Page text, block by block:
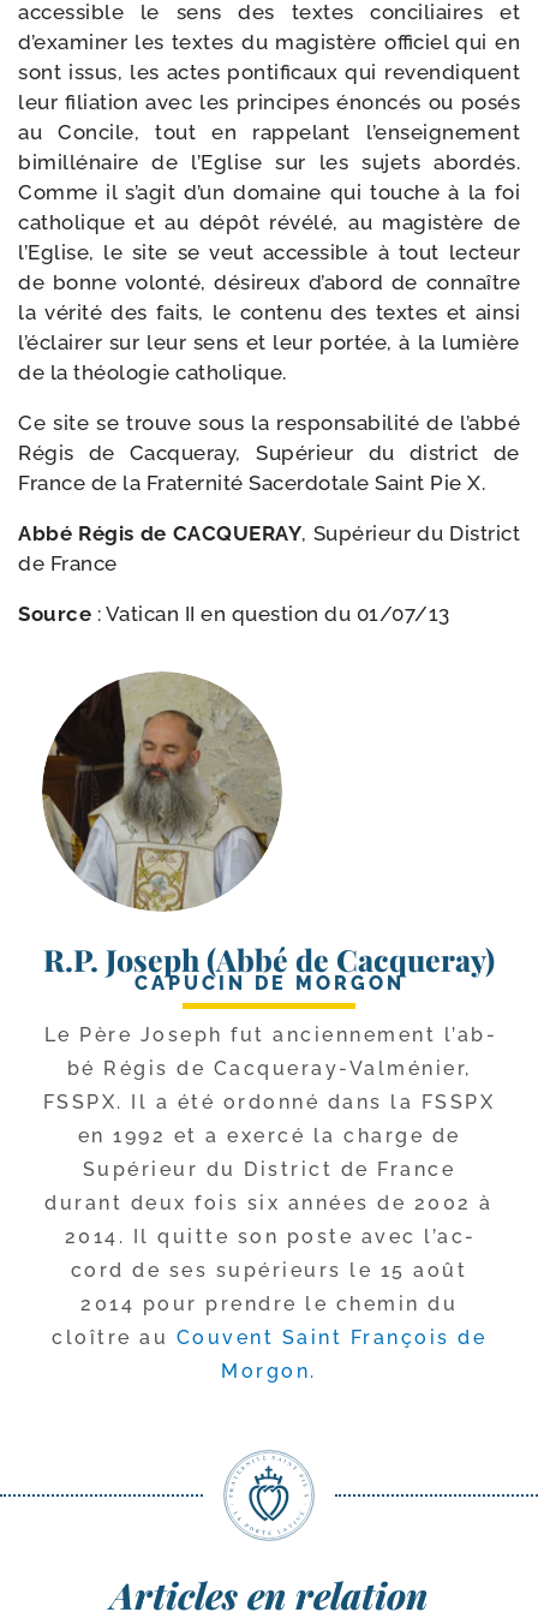
acces­sible le sens des textes conci­liaires et
d’examiner les textes du magis­tère offi­ciel qui en
sont issus, les actes pon­ti­fi­caux qui reven­diquent
leur filia­tion avec les prin­cipes énon­cés ou posés
au Concile, tout en rap­pe­lant l’enseignement
bimil­lé­naire de l’Eglise sur les sujets abor­dés.
Comme il s’agit d’un domaine qui touche à la foi
catho­lique et au dépôt révé­lé, au magis­tère de
l’Eglise, le site se veut acces­sible à tout lec­teur
de bonne volon­té, dési­reux d’abord de connaître
la véri­té des faits, le conte­nu des textes et ain­si
l’éclairer sur leur sens et leur por­tée, à la lumière
de la théo­lo­gie catholique.
Ce site se trouve sous la res­pon­sa­bi­li­té de l’abbé
Régis de Cacqueray, Supérieur du dis­trict de
France de la Fraternité Sacerdotale Saint Pie X.
Abbé Régis de CACQUERAY, Supérieur du District
de France
Source : Vatican II en ques­tion du 01/​07/​13
R.P. Joseph (Abbé de Cacqueray)
CAPUCIN DE MORGON
Le Père Joseph fut ancien­ne­ment l’ab­
bé Régis de Cacqueray-​Valménier,
FSSPX. Il a été ordon­né dans la FSSPX
en 1992 et a exer­cé la charge de
Supérieur du District de France
durant deux fois six années de 2002 à
2014. Il quitte son poste avec l’ac­
cord de ses supé­rieurs le 15 août
2014 pour prendre le che­min du
cloître au Couvent Saint François de
Morgon.
Articles en relation